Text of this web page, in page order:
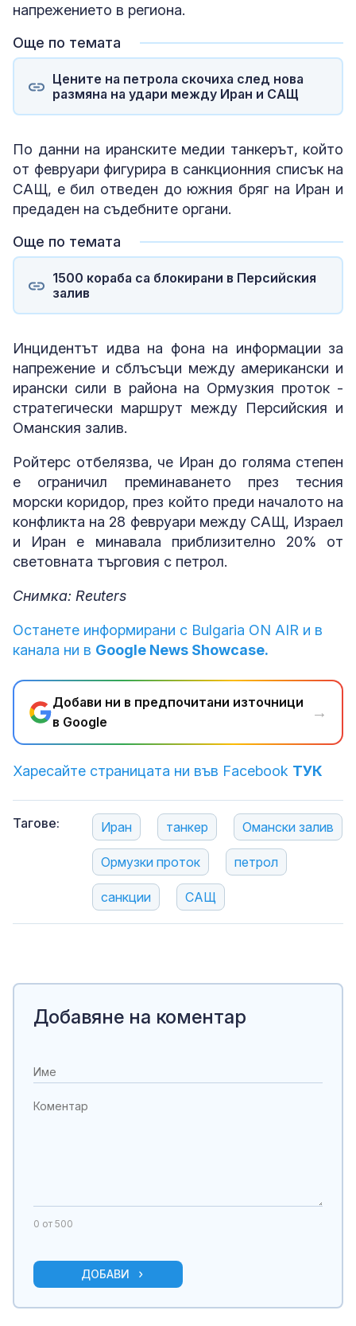
напрежението в региона.
Още по темата
Цените на петрола скочиха след нова
размяна на удари между Иран и САЩ
По данни на иранските медии танкерът, който
от февруари фигурира в санкционния списък на
САЩ, е бил отведен до южния бряг на Иран и
предаден на съдебните органи.
Още по темата
1500 кораба са блокирани в Персийския
залив
Инцидентът идва на фона на информации за
напрежение и сблъсъци между американски и
ирански сили в района на Ормузкия проток -
стратегически маршрут между Персийския и
Оманския залив.
Ройтерс отбелязва, че Иран до голяма степен
е ограничил преминаването през тесния
морски коридор, през който преди началото на
конфликта на 28 февруари между САЩ, Израел
и Иран е минавала приблизително 20% от
световната търговия с петрол.
Снимка: Reuters
Останете информирани с Bulgaria ON AIR и в
канала ни в Google News Showcase.
Добави ни в предпочитани източници
в Google
→
Харесайте страницата ни във Facebook ТУК
Тагове: Иран танкер Омански залив
Ормузки проток петрол
санкции САЩ
Добавяне на коментар
0 от 500
ДОБАВИ